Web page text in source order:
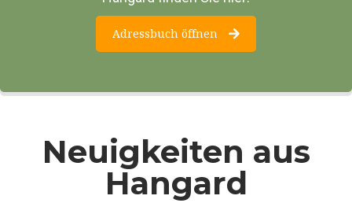
Adressbuch öffnen
Neuigkeiten aus
Hangard